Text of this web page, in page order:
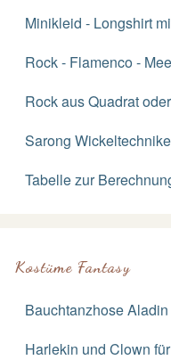
Minikleid - Longshirt
Rock - Flamenco -
Rock aus Quadrat
Sarong
Tabelle zur
Kostüme Fantasy
Bauchtanzhose Aladin
Harlekin und Clown